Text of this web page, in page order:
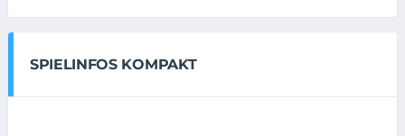
SPIELINFOS KOMPAKT